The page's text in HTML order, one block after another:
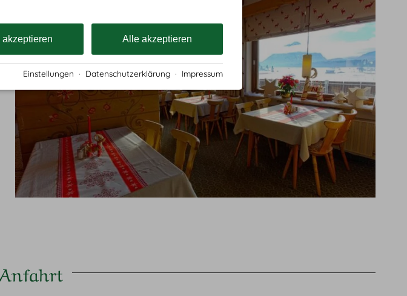
Alle akzeptieren
Einstellungen · Datenschutzerklärung · Impressum